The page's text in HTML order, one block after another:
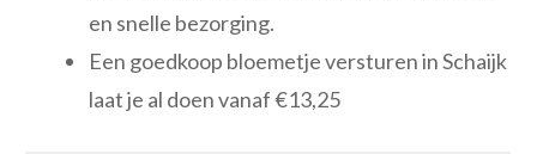
en snelle bezorging.
Een goedkoop bloemetje versturen in Schaijk
laat je al doen vanaf €13,25